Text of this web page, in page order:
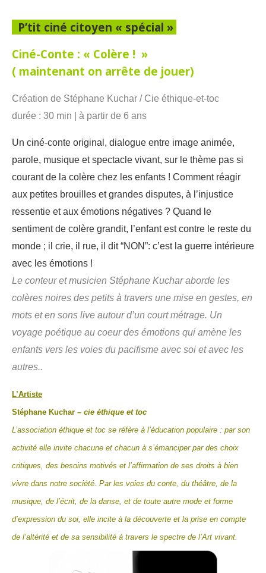
P’tit ciné citoyen « spécial »
Ciné-Conte : « Colère ! »
( maintenant on arrête de jouer)
Création de Stéphane Kuchar / Cie éthique-et-toc
durée : 30 min | à partir de 6 ans
Un ciné-conte original, dialogue entre image animée,
parole, musique et spectacle vivant, sur le thème pas si
courant de la colère chez les enfants ! Comment réagir
aux petites brouilles et grandes disputes, à l’injustice
ressentie et aux émotions négatives ? Quand le
sentiment de colère grandit, l’enfant est contre le reste du
monde ; il crie, il rue, il dit “NON”: c’est la guerre intérieure
avec les émotions !
Le conteur et musicien Stéphane Kuchar aborde les
colères noires des petits à travers une mise en gestes, en
mots et en sons live autour d’un court métrage. Un
voyage poétique au coeur des émotions qui amène les
enfants vers les voies du pacifisme avec soi et avec les
autres..
L’Artiste
Stéphane Kuchar – cie éthique et toc
L’association éthique et toc se réfère à l’éducation populaire : par son
activité elle invite chacune et chacun à s’émanciper par des choix
critiques, des besoins motivés et l’affirmation de ses droits à bien
vivre dans notre société. Par les voies du conte, du théâtre, de la
musique, de l’écrit, de la danse, et de toute autre mode et forme
d’expression du soi, elle incite à la découverte et la prise en compte
de l’altérité et de sa sensibilité à travers le spectre de l’Art vivant.